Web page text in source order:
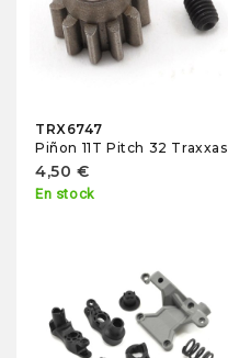
TRX6747
Piñon 11T Pitch 32 Traxxas
4,50 €
En stock